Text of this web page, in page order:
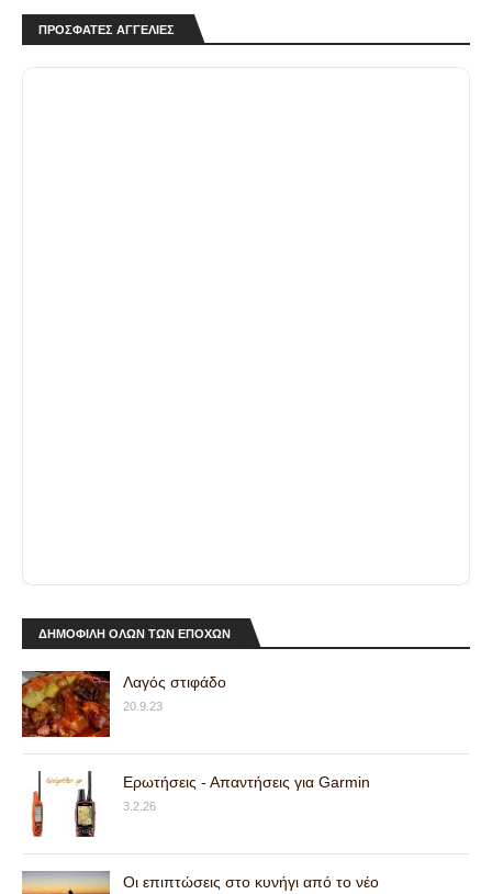
ΠΡΟΣΦΑΤΕΣ ΑΓΓΕΛΙΕΣ
ΔΗΜΟΦΙΛΗ ΟΛΩΝ ΤΩΝ ΕΠΟΧΩΝ
Λαγός στιφάδο
20.9.23
Ερωτήσεις - Απαντήσεις για Garmin
3.2.26
Οι επιπτώσεις στο κυνήγι από το νέο